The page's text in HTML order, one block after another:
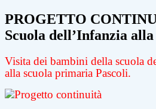
PROGETTO
Scuola dell’Infanzia
Visita dei bambini della scuola
alla scuola primaria Pascoli.